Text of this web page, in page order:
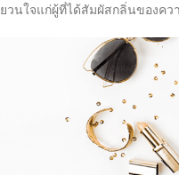
ยวนใจแก่ผู้ที่ได้สัมผัสกลิ่นของคว